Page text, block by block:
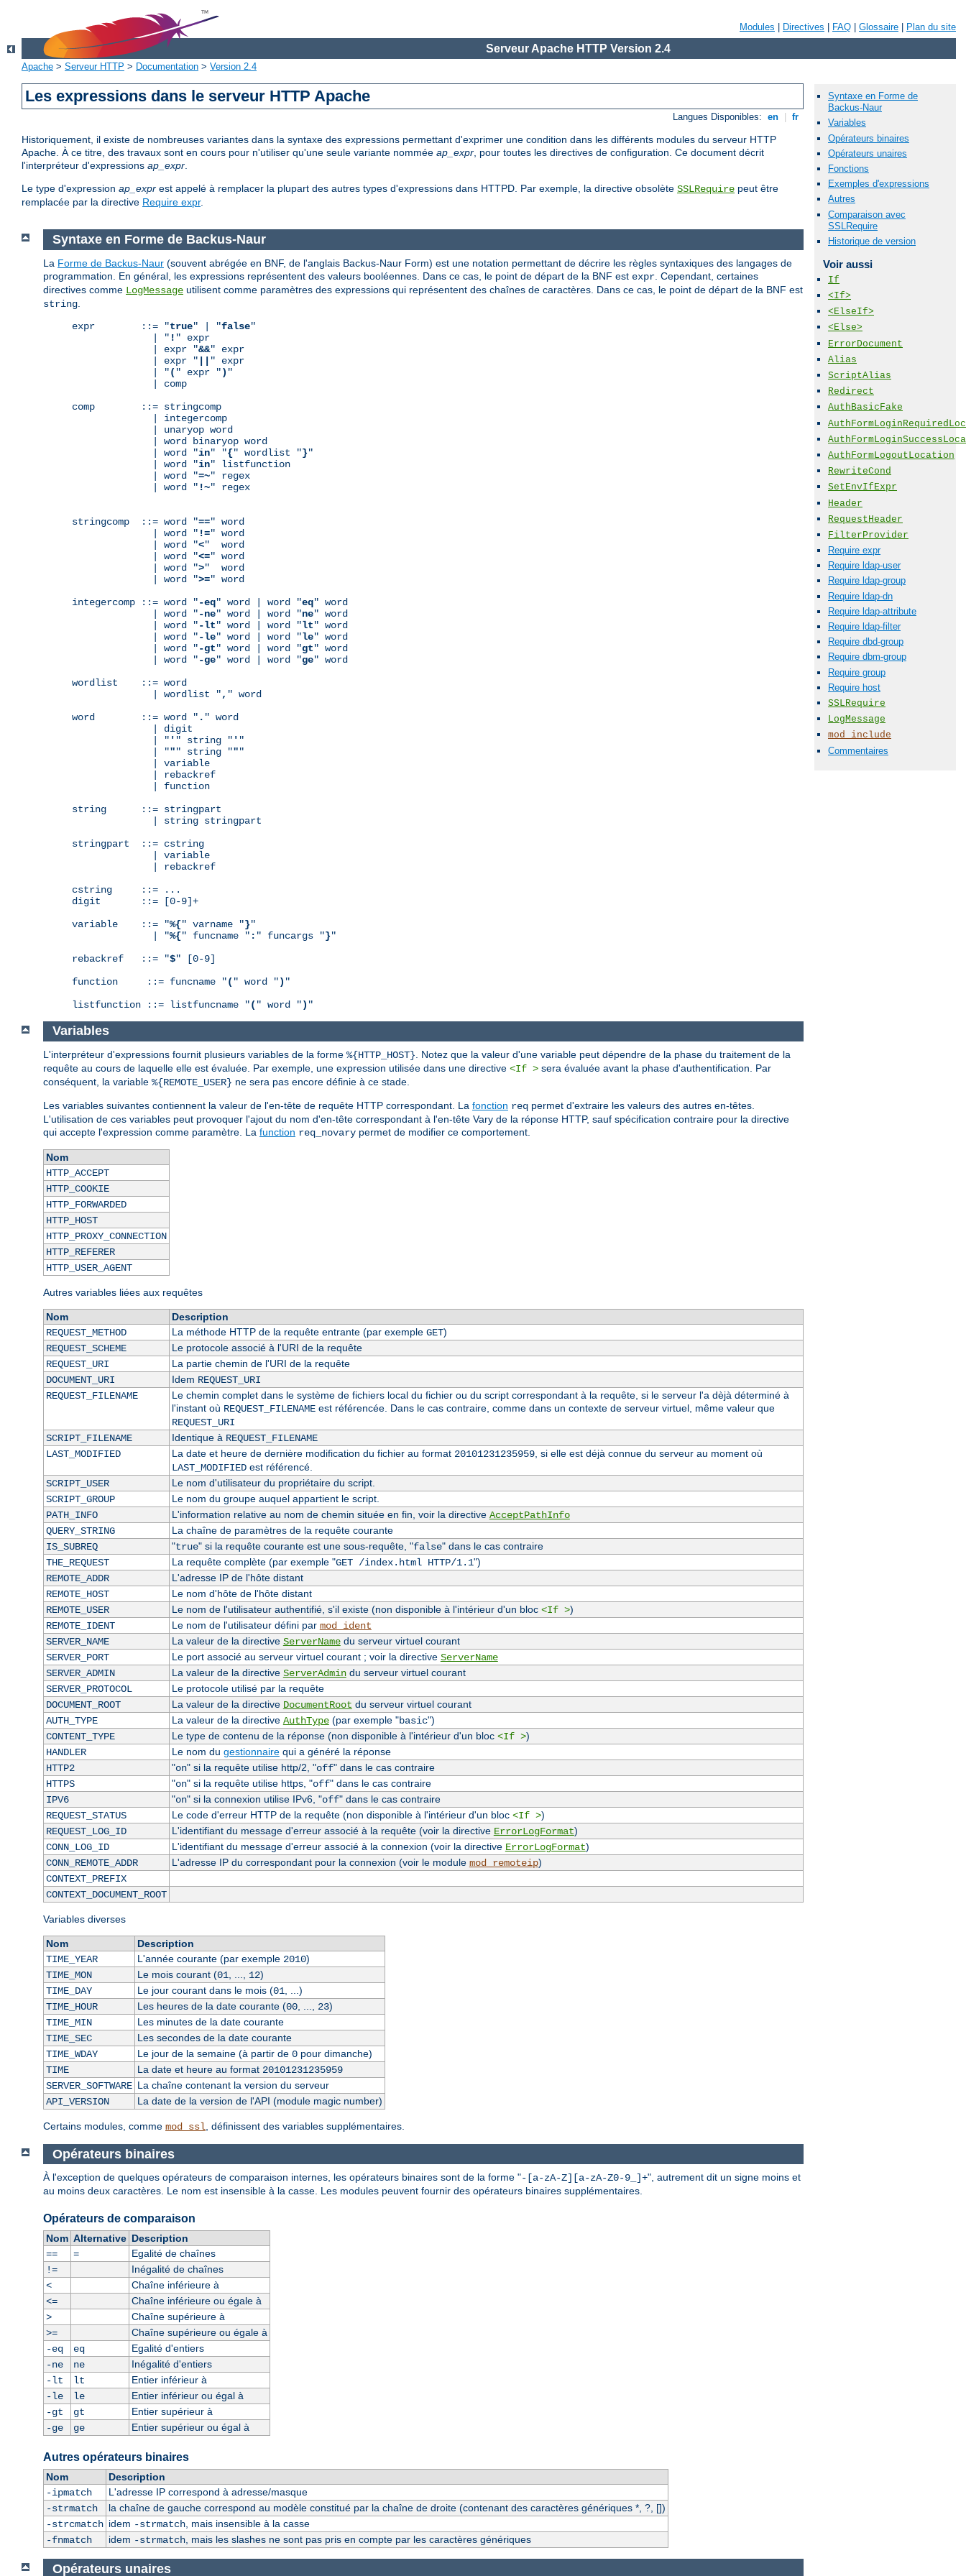
Modules Directives FAQ Glossaire Plan du site
Serveur Apache HTTP Version 2.4
Apache > Serveur HTTP > Documentation > Version 2.4
Les expressions dans le serveur HTTP Apache
Langues Disponibles: en fr
Historiquement, il existe de nombreuses variantes dans la syntaxe des expressions permettant d'exprimer une condition dans les différents modules du serveur HTTP
Apache. À ce titre, des travaux sont en cours pour n'utiliser qu'une seule variante nommée ap_expr, pour toutes les directives de configuration. Ce document décrit
l'interpréteur d'expressions ap_expr.
Le type d'expression ap_expr est appelé à remplacer la plupart des autres types d'expressions dans HTTPD. Par exemple, la directive obsolète SSLRequire peut être
remplacée par la directive Require expr.
Syntaxe en Forme de
Backus-Naur
Variables
Opérateurs binaires
Opérateurs unaires
Fonctions
Exemples d'expressions
Autres
Comparaison avec
SSLRequire
Historique de version
Voir aussi
If
<If>
<ElseIf>
<Else>
ErrorDocument
Alias
ScriptAlias
Redirect
AuthBasicFake
AuthFormLogoutLocation
RewriteCond
SetEnvIfExpr
Header
RequestHeader
FilterProvider
Require expr
Require ldap-user
Require ldap-group
Require ldap-dn
Require ldap-attribute
Require ldap-filter
Require dbd-group
Require dbm-group
Require group
Require host
SSLRequire
LogMessage
mod_include
Commentaires
Syntaxe en Forme de Backus-Naur
La Forme de Backus-Naur (souvent abrégée en BNF, de l'anglais Backus-Naur Form) est une notation permettant de décrire les règles syntaxiques des langages de
programmation. En général, les expressions représentent des valeurs booléennes. Dans ce cas, le point de départ de la BNF est expr . Cependant, certaines
directives comme LogMessage utilisent comme paramètres des expressions qui représentent des chaînes de caractères. Dans ce cas, le point de départ de la BNF est
string
expr        ::= "true" | "false"
              | "
! " expr
              | expr "
&&" expr
              | expr "
" expr
              | "
( " expr ") "
              | comp
comp        ::= stringcomp
              | integercomp
              | unaryop word
              | word binaryop word
              | word "
in" "{" wordlist "}"
              | word "
in" listfunction
              | word "
=~" regex
              | word "
!~" regex
stringcomp  ::= word "==" word
              | word "
!=" word
              | word "
<"  word
              | word "
<=" word
              | word "
>"  word
              | word "
>=" word
integercomp ::= word "-eq" word | word "eq" word
              | word "
-ne" word | word "ne" word
              | word "
-lt" word | word "lt" word
              | word "
-le" word | word "le" word
              | word "
-gt" word | word "gt" word
              | word "
-ge" word | word "ge" word
wordlist    ::= word
              | wordlist "
, " word
word        ::= word " . " word
              | digit
              | "
' " string " ' "
              | "
"" string """
              | variable
              | function
string      ::= stringpart
              | string stringpart
stringpart  ::= cstring
              | variable
cstring     ::= ...
digit       ::= [0-9]+
variable    ::= "%{" varname "}"
              | "
%{" funcname " : " funcargs "}"
rebackref   ::= "$" [0-9]
function     ::= funcname "( " word ") "
listfunction ::= listfuncname "( " word ") "
Variables
L'interpréteur d'expressions fournit plusieurs variables de la forme %{HTTP_HOST} . Notez que la valeur d'une variable peut dépendre de la phase du traitement de la
requête au cours de laquelle elle est évaluée. Par exemple, une expression utilisée dans une directive <If > sera évaluée avant la phase d'authentification. Par
conséquent, la variable %{REMOTE_USER} ne sera pas encore définie à ce stade.
Les variables suivantes contiennent la valeur de l'en-tête de requête HTTP correspondant. La fonction req permet d'extraire les valeurs des autres en-têtes.
L'utilisation de ces variables peut provoquer l'ajout du nom d'en-tête correspondant à l'en-tête Vary de la réponse HTTP, sauf spécification contraire pour la directive
qui accepte l'expression comme paramètre. La function req_novary permet de modifier ce comportement.
Nom
HTTP_ACCEPT
HTTP_COOKIE
HTTP_FORWARDED
HTTP_HOST
HTTP_PROXY_CONNECTION
HTTP_REFERER
HTTP_USER_AGENT
Autres variables liées aux requêtes
Nom
Description
REQUEST_METHOD
La méthode HTTP de la requête entrante (par exemple GET)
REQUEST_SCHEME
Le protocole associé à l'URI de la requête
REQUEST_URI
La partie chemin de l'URI de la requête
DOCUMENT_URI
Idem REQUEST_URI
REQUEST_FILENAME
Le chemin complet dans le système de fichiers local du fichier ou du script correspondant à la requête, si le serveur l'a dèjà déterminé à
l'instant où REQUEST_FILENAMEest référencée. Dans le cas contraire, comme dans un contexte de serveur virtuel, même valeur que
REQUEST_URI
SCRIPT_FILENAME
Identique à REQUEST_FILENAME
LAST_MODIFIED
La date et heure de dernière modification du fichier au format 20101231235959, si elle est déjà connue du serveur au moment où
LAST_MODIFIEDest référencé.
SCRIPT_USER
Le nom d'utilisateur du propriétaire du script.
SCRIPT_GROUP
Le nom du groupe auquel appartient le script.
PATH_INFO
L'information relative au nom de chemin située en fin, voir la directive AcceptPathInfo
QUERY_STRING
La chaîne de paramètres de la requête courante
IS_SUBREQ
"true" si la requête courante est une sous-requête, "false" dans le cas contraire
THE_REQUEST
La requête complète (par exemple "GET /index.html HTTP/1.1")
REMOTE_ADDR
L'adresse IP de l'hôte distant
REMOTE_HOST
Le nom d'hôte de l'hôte distant
REMOTE_USER
Le nom de l'utilisateur authentifié, s'il existe (non disponible à l'intérieur d'un bloc <If >)
REMOTE_IDENT
Le nom de l'utilisateur défini par mod_ident
SERVER_NAME
La valeur de la directive ServerNamedu serveur virtuel courant
SERVER_PORT
Le port associé au serveur virtuel courant ; voir la directive ServerName
SERVER_ADMIN
La valeur de la directive ServerAdmindu serveur virtuel courant
SERVER_PROTOCOL
Le protocole utilisé par la requête
DOCUMENT_ROOT
La valeur de la directive DocumentRoot du serveur virtuel courant
AUTH_TYPE
La valeur de la directive AuthType(par exemple "basic")
CONTENT_TYPE
Le type de contenu de la réponse (non disponible à l'intérieur d'un bloc <If >)
HANDLER
Le nom du gestionnairequi a généré la réponse
HTTP2
"on" si la requête utilise http/2, "off" dans le cas contraire
HTTPS
"on" si la requête utilise https, "off" dans le cas contraire
IPV6
"on" si la connexion utilise IPv6, "off" dans le cas contraire
REQUEST_STATUS
Le code d'erreur HTTP de la requête (non disponible à l'intérieur d'un bloc <If >)
REQUEST_LOG_ID
L'identifiant du message d'erreur associé à la requête (voir la directive ErrorLogFormat)
CONN_LOG_ID
L'identifiant du message d'erreur associé à la connexion (voir la directive ErrorLogFormat)
CONN_REMOTE_ADDR
L'adresse IP du correspondant pour la connexion (voir le module mod_remoteip)
CONTEXT_PREFIX
CONTEXT_DOCUMENT_ROOT
Variables diverses
Nom
Description
TIME_YEAR
L'année courante (par exemple 2010)
TIME_MON
Le mois courant (01 12)
TIME_DAY
Le jour courant dans le mois (01 , ...)
TIME_HOUR
Les heures de la date courante (00, ..., 23)
TIME_MIN
Les minutes de la date courante
TIME_SEC
Les secondes de la date courante
TIME_WDAY
Le jour de la semaine (à partir de 0pour dimanche)
TIME
La date et heure au format 20101231235959
SERVER_SOFTWARE La chaîne contenant la version du serveur
API_VERSION
La date de la version de l'API (module magic number)
Certains modules, comme mod_ssl , définissent des variables supplémentaires.
Opérateurs binaires
À l'exception de quelques opérateurs de comparaison internes, les opérateurs binaires sont de la forme "-[a-zA-Z][a-zA-Z0-9_]+", autrement dit un signe moins et
au moins deux caractères. Le nom est insensible à la casse. Les modules peuvent fournir des opérateurs binaires supplémentaires.
Opérateurs de comparaison
Nom Alternative Description
==
=
Egalité de chaînes
!=
Inégalité de chaînes
<
Chaîne inférieure à
<=
Chaîne inférieure ou égale à
>
Chaîne supérieure à
>=
Chaîne supérieure ou égale à
-eq
eq
Egalité d'entiers
-ne
ne
Inégalité d'entiers
-lt
lt
Entier inférieur à
-le
le
Entier inférieur ou égal à
-gt
gt
Entier supérieur à
-ge
ge Entier supérieur ou égal à
Autres opérateurs binaires
Nom
Description
-ipmatch
L'adresse IP correspond à adresse/masque
-strmatch
la chaîne de gauche correspond au modèle constitué par la chaîne de droite (contenant des caractères génériques *, ?, [])
-strcmatch idem -strmatch, mais insensible à la casse
-fnmatch
idem -strmatch, mais les slashes ne sont pas pris en compte par les caractères génériques
Opérateurs unaires